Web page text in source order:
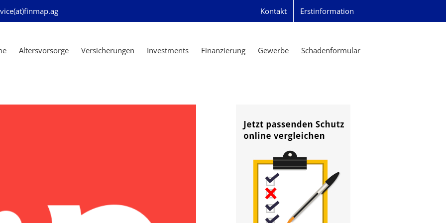
Kontakt Erstinformation
Altersvorsorge Versicherungen Investments Finanzierung Gewerbe Schadenformular